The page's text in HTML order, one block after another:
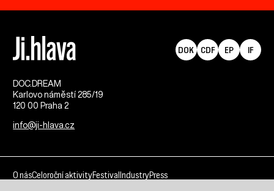
DOC.DREAM​
Karlovo náměstí 285/19
120 00 Praha 2
info@ji-hlava.cz
DOK CDF EP IF
O násCeloroční aktivityFestival IndustryPress